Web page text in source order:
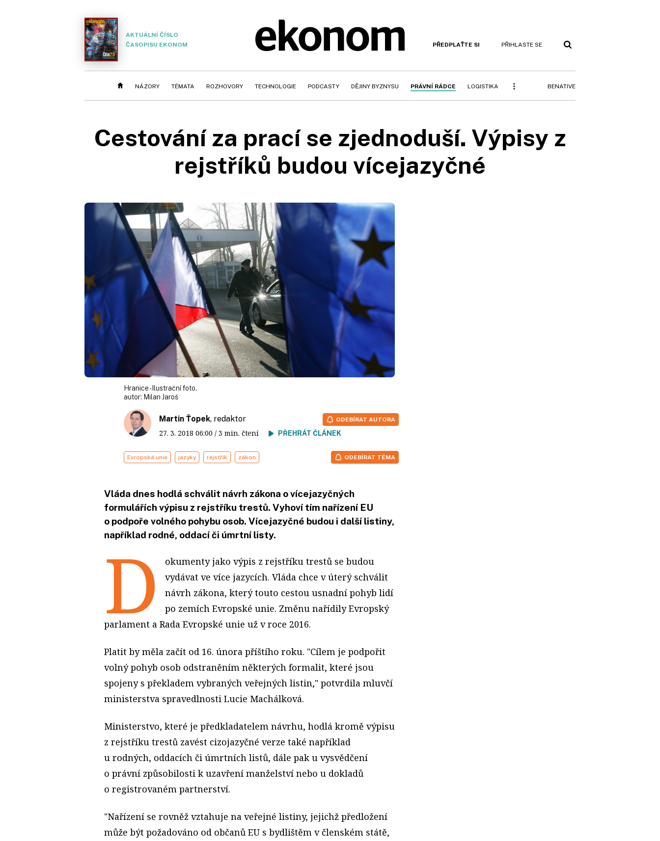
AKTUÁLNÍ ČÍSLO
ČASOPISU EKONOM
PŘEDPLAŤTE SI PŘIHLASTE SE
NÁZORY TÉMATA ROZHOVORY TECHNOLOGIE PODCASTY DĚJINY BYZNYSU PRÁVNÍ RÁDCE LOGISTIKA BENATIVE
Cestování za prací se zjednoduší. Výpisy z
rejstříků budou vícejazyčné
Hranice - Ilustrační foto.
autor: Milan Jaroš
Martin Ťopek, redaktor
27. 3. 2018 06:00 / 3 min. čtení PŘEHRÁT ČLÁNEK
ODEBÍRAT AUTORA
Evropská unie jazyky rejstřík zákon ODEBÍRAT TÉMA
Vláda dnes hodlá schválit návrh zákona o vícejazyčných
formulářích výpisu z rejstříku trestů. Vyhoví tím nařízení EU
o podpoře volného pohybu osob. Vícejazyčné budou i další listiny,
například rodné, oddací či úmrtní listy.
D
okumenty jako výpis z rejstříku trestů se budou
vydávat ve více jazycích. Vláda chce v úterý schválit
návrh zákona, který touto cestou usnadní pohyb lidí
po zemích Evropské unie. Změnu nařídily Evropský
parlament a Rada Evropské unie už v roce 2016.
Platit by měla začít od 16. února příštího roku. "Cílem je podpořit
volný pohyb osob odstraněním některých formalit, které jsou
spojeny s překladem vybraných veřejných listin," potvrdila mluvčí
ministerstva spravedlnosti Lucie Machálková.
Ministerstvo, které je předkladatelem návrhu, hodlá kromě výpisu
z rejstříku trestů zavést cizojazyčné verze také například
u rodných, oddacích či úmrtních listů, dále pak u vysvědčení
o právní způsobilosti k uzavření manželství nebo u dokladů
o registrovaném partnerství.
"Nařízení se rovněž vztahuje na veřejné listiny, jejichž předložení
může být požadováno od občanů EU s bydlištěm v členském státě,